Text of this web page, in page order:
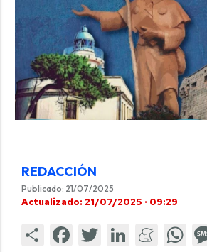
REDACCIÓN
Publicado: 21/07/2025
Actualizado: 21/07/2025 · 09:29